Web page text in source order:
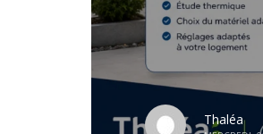
Thaléa